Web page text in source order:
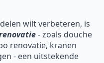
wilt verbeteren, is
- zoals douche
renovatie, kranen
- een uitstekende